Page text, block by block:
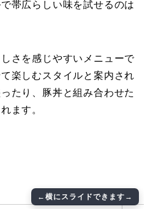
帯広らしい味を試せるのは
さを感じやすいメニューで
楽しむスタイルと案内され
たり、豚丼と組み合わせた
ます。